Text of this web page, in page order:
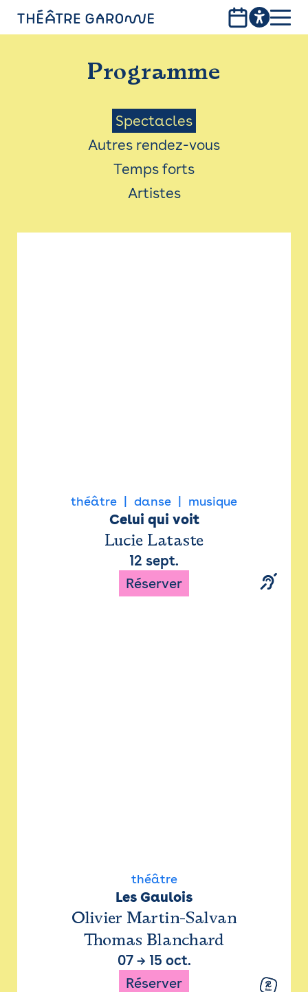
PROGRAMME
INFOS PRATIQUES
AVEC LES PUBLICS
ACCESSIBILITÉ
LES PRODUCTIONS
Programme
Menu
Saison
Spectacles
Autres rendez-vous
Temps forts
Artistes
théâtre danse musique
Celui qui voit
Lucie Lataste
12 sept.
Réserver
théâtre
Les Gaulois
Olivier Martin-Salvan
Thomas Blanchard
07→ 15 oct.
Réserver